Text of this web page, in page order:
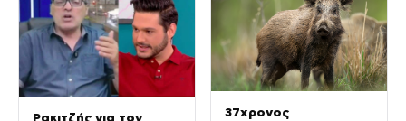
Ρακιτζής για τον 37χρονος